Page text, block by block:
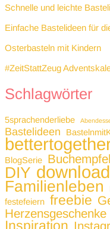
Schnelle und leichte
Einfache Bastelideen für
Osterbasteln mit Kindern
#ZeitStattZeug
Schlagwörter
5sprachenderliebe
Bastelideen
BlogSerie
DIY download
Familienleben
festefeiern freebie
Herzensgeschenke
Inspiration